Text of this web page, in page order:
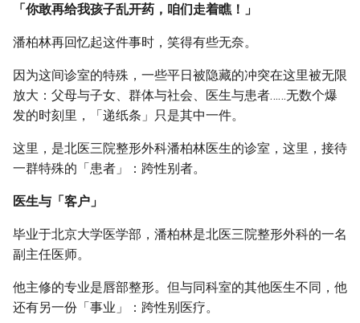
r
c
h
「你敢再给我孩子乱开药，咱们走着瞧！」
潘柏林再回忆起这件事时，笑得有些无奈。
因为这间诊室的特殊，一些平日被隐藏的冲突在这里被无限
放大：父母与子女、群体与社会、医生与患者……无数个爆
发的时刻里，「递纸条」只是其中一件。
这里，是北医三院整形外科潘柏林医生的诊室，这里，接待
一群特殊的「患者」：跨性别者。
医生与「客户」
毕业于北京大学医学部，潘柏林是北医三院整形外科的一名
副主任医师。
他主修的专业是唇部整形。但与同科室的其他医生不同，他
还有另一份「事业」：跨性别医疗。